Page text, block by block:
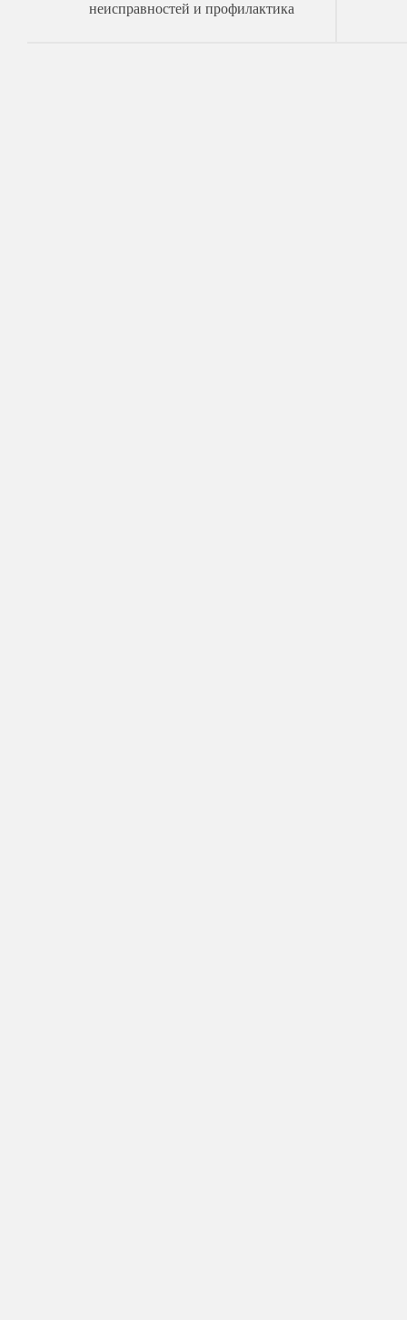
неисправностей и профилактика